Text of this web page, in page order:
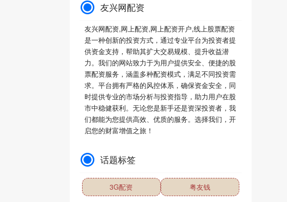
友兴网配资
友兴网配资,网上配资,网上配资开户,线上股票配资
是一种创新的投资方式，通过专业平台为投资者提
供资金支持，帮助其扩大交易规模、提升收益潜
力。我们的网站致力于为用户提供安全、便捷的股
票配资服务，涵盖多种配资模式，满足不同投资需
求。平台拥有严格的风控体系，确保资金安全，同
时提供专业的市场分析与投资指导，助力用户在股
市中稳健获利。无论您是新手还是资深投资者，我
们都能为您提供高效、优质的服务。选择我们，开
启您的财富增值之旅！
话题标签
3G配资 粤友钱